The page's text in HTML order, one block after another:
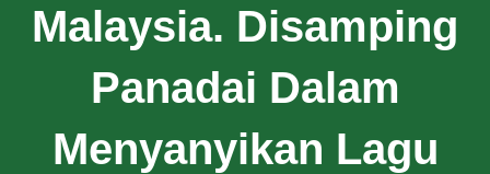
Malaysia. Disamping
Panadai Dalam
Menyanyikan Lagu